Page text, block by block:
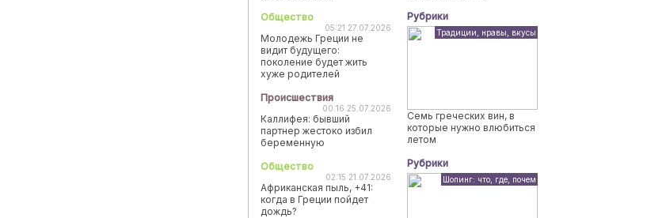
Общество
05:21 27.07.2026
Молодежь Греции не
видит будущего:
поколение будет жить
хуже родителей
Происшествия
00:16 25.07.2026
Каллифея: бывший
партнер жестоко избил
беременную
Общество
02:15 21.07.2026
Африканская пыль, +41:
когда в Греции пойдет
дождь?
Рубрики
Традиции, нравы, вкусы
Семь греческих вин, в
которые нужно влюбиться
летом
Рубрики
Шопинг: что, где, почем